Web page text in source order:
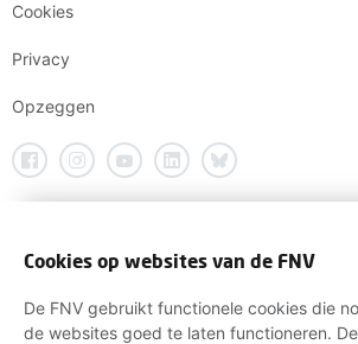
Cookies
Privacy
Opzeggen
Cookies op websites van de FNV
De FNV gebruikt functionele cookies die
de websites goed te laten functioneren.